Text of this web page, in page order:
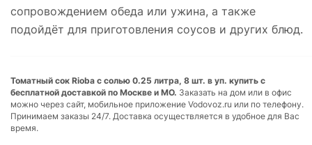
сопровождением обеда или ужина, а также
подойдёт для приготовления соусов и других блюд.
Томатный сок Rioba с солью 0.25 литра, 8 шт. в уп. купить с
бесплатной доставкой по Москве и МО. Заказать на дом или в офис
можно через сайт, мобильное приложение Vodovoz.ru или по телефону.
Принимаем заказы 24/7. Доставка осуществляется в удобное для Вас
время.